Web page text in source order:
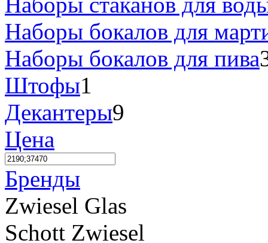
Наборы бокалов для
Наборы бокалов для пива
Штофы1
Декантеры9
Цена
Бренды
Zwiesel Glas
Schott Zwiesel